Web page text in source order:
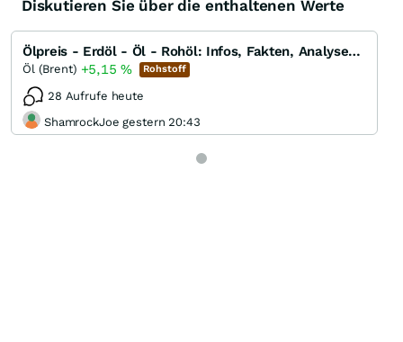
Diskutieren Sie über die enthaltenen Werte
Ölpreis - Erdöl - Öl - Rohöl: Infos, Fakten, Analysen, Charts und Ausblick
Öl (Brent) +5,15 % Rohstoff
28 Aufrufe heute
ShamrockJoe gestern 20:43